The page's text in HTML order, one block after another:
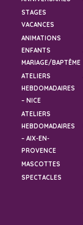
STAGES
VACANCES
ANIMATIONS
ENFANTS
MARIAGE/BAPTÊME
ATELIERS
HEBDOMADAIRES
– NICE
ATELIERS
HEBDOMADAIRES
– AIX-EN-
PROVENCE
MASCOTTES
SPECTACLES